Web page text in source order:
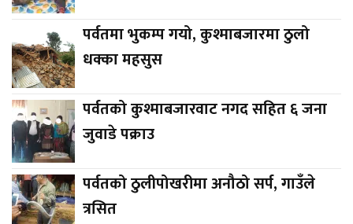
पर्वतमा भुकम्प गयो, कुश्माबजारमा ठुलो
धक्का महसुस
पर्वतको कुश्माबजारवाट नगद सहित ६ जना
जुवाडे पक्राउ
पर्वतको ठुलीपोखरीमा अनौठो सर्प, गाउँले
त्रसित